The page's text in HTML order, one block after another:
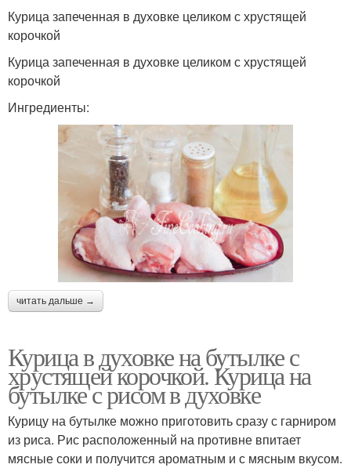
Курица запеченная в духовке целиком с хрустящей
корочкой
Курица запеченная в духовке целиком с хрустящей
корочкой
Ингредиенты:
читать дальше →
Курица в духовке на бутылке с
хрустящей корочкой. Курица на
бутылке с рисом в духовке
Курицу на бутылке можно приготовить сразу с гарниром
из риса. Рис расположенный на противне впитает
мясные соки и получится ароматным и с мясным вкусом.